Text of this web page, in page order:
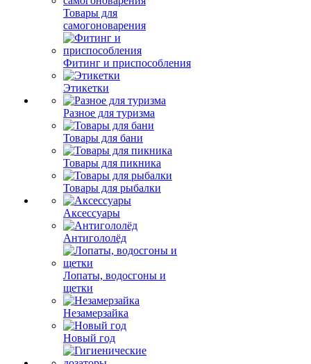
Товары для
самогоноварения
Фитинг и приспособления
Этикетки
Разное для туризма
Товары для бани
Товары для пикника
Товары для рыбалки
Аксессуары
Антигололёд
Лопаты, водосгоны и
щетки
Незамерзайка
Новый год